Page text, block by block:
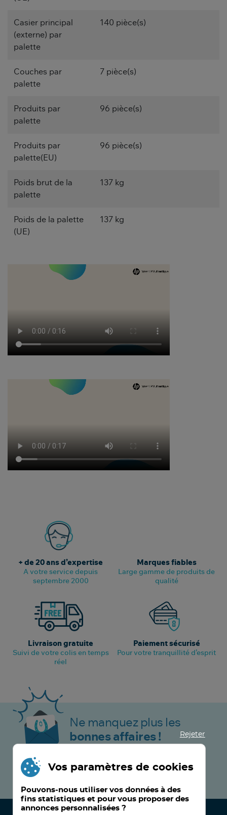
Casier principal
(externe) par
palette
140 pièce(s)
Couches par
palette
7 pièce(s)
Produits par
palette
96 pièce(s)
Produits par
palette(EU)
96 pièce(s)
Poids brut de la
palette
137 kg
Poids de la palette
(UE)
137 kg
+ de 20 ans d’expertise
A votre service depuis
septembre 2000
Marques fiables
Large gamme de produits de
qualité
Livraison gratuite
Suivi de votre colis en temps
réel
Paiement sécurisé
Pour votre tranquillité d’esprit
Ne manquez plus les
bonnes affaires !
JE M’INSCRIS MAINTENANT !
Rejeter
Vos paramètres de cookies
Pouvons-nous utiliser vos données à des
fins statistiques et pour vous proposer des
annonces personnalisées ?